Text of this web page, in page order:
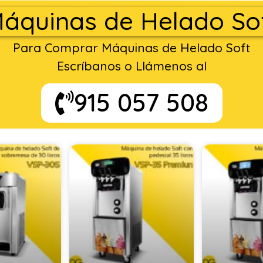
de Helado
Para Comprar Máquinas de Helado Soft
Escríbanos o Llámenos al
915 057 508